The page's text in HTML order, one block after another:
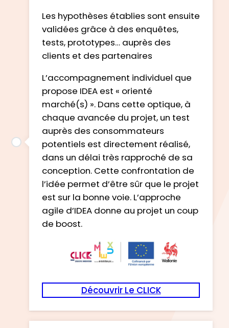
Les hypothèses établies sont ensuite
validées grâce à des enquêtes,
tests, prototypes… auprès des
clients et des partenaires
L’accompagnement individuel que
propose IDEA est « orienté
marché(s) ». Dans cette optique, à
chaque avancée du projet, un test
auprès des consommateurs
potentiels est directement réalisé,
dans un délai très rapproché de sa
conception. Cette confrontation de
l’idée permet d’être sûr que le projet
est sur la bonne voie. L’approche
agile d’IDEA donne au projet un coup
de boost.
Découvrir Le CLICK